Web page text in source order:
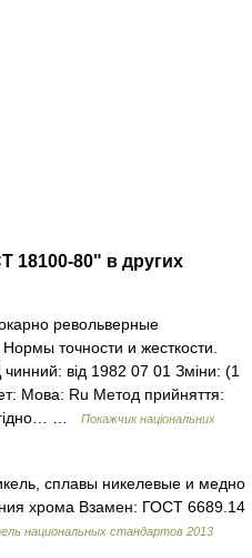
18100-80" в других
револьверные
точности и жесткости.
від 1982 07 01 Зміни: (1
Мова: Ru Метод прийняття:
…
Покажчик національних
сплавы никелевые и медно
хрома Взамен: ГОСТ 6689.14
национальных стандартов 2013